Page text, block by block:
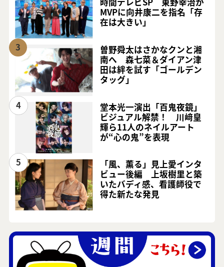
MVPに向井康二を指名「存
在は大きい」
3
曽野舜太はさかなクンと湘
南へ 森七菜＆ダイアン津
田は絆を試す「ゴールデン
タッグ」
4
堂本光一演出「百鬼夜鏡」
ビジュアル解禁！ 川﨑皇
輝ら11人のネイルアート
が“心の鬼”を表現
5
「風、薫る」見上愛インタ
ビュー後編 上坂樹里と築
いたバディ感、看護師役で
得た新たな発見